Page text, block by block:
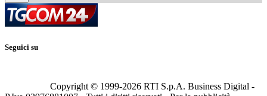
Seguici su
Copyright © 1999-2026 RTI S.p.A. Business Digital -